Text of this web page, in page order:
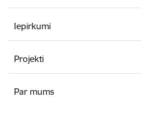
Iepirkumi
Projekti
Par mums